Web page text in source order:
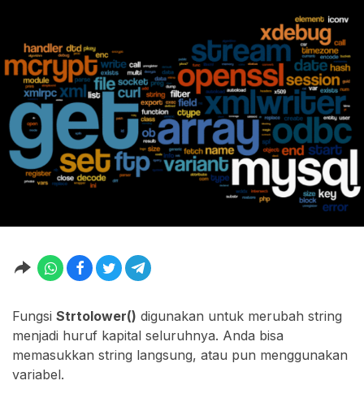
Fungsi Strtolower() digunakan untuk merubah string
menjadi huruf kapital seluruhnya. Anda bisa
memasukkan string langsung, atau pun menggunakan
variabel.